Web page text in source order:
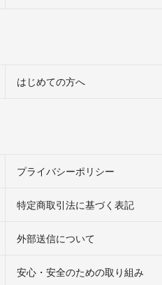
はじめての方へ
プライバシーポリシー
特定商取引法に基づく表記
外部送信について
安心・安全のための取り組み